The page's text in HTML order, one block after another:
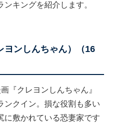
キングを紹介します。
ヨンしんちゃん）（16
『クレヨンしんちゃん』
ンクイン。損な役割も多い
に敷かれている恐妻家です